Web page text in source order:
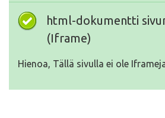
html-dokumentti
(Iframe)
Hienoa, Tällä sivulla ei ole